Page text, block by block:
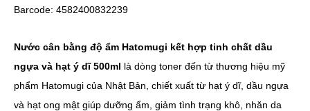
Barcode: 4582400832239
Nước cân bằng độ ẩm Hatomugi kết hợp tinh chất dầu
ngựa và hạt ý dĩ 500ml là dòng toner đến từ thương hiệu mỹ
phẩm Hatomugi của Nhật Bản, chiết xuất từ hạt ý dĩ, dầu ngựa
và hạt ong mật giúp dưỡng ẩm, giảm tình trạng khô, nhăn da